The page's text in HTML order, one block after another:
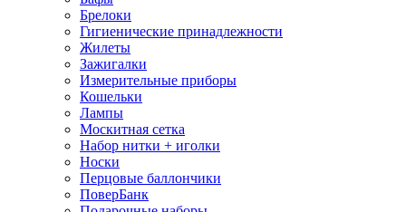
Брелоки
Гигиенические принадлежности
Жилеты
Зажигалки
Измерительные приборы
Кошельки
Лампы
Москитная сетка
Набор нитки + иголки
Носки
Перцовые баллончики
ПоверБанк